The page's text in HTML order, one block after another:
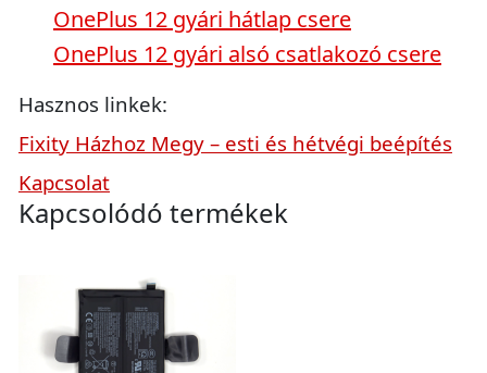
OnePlus 12 gyári hátlap csere
OnePlus 12 gyári alsó csatlakozó csere
Hasznos linkek:
Fixity Házhoz Megy – esti és hétvégi beépítés
Kapcsolat
Kapcsolódó termékek